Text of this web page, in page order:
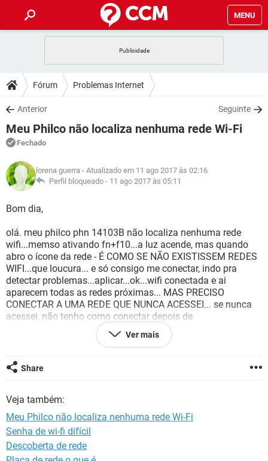
MENU
CELULAR FACEBOOK
OUTLOOK
INSTAGRAM GMAIL
GUIA DE COMPRAS
DICAS
JOGOS WHATSAPP
OUTLOOK
INSTAGRAM
GUIA DE COMPRAS
DOWNLOADS
JOGOS WHATSAPP
CELULAR
OUTLOOK EXCEL
INSTAGRAM
GUIA DE COMPRAS
FÓRUM
JOGOS
CELULAR FACEBOOK
GUIA DE COMPRAS
GLOSSÁRIO
JOGOS
CELULAR
OUTLOOK EXCEL
INSTAGRAM GMAIL
GUIA DE COMPRAS
Fórum Problemas Internet
Anterior Seguinte
Meu Philco não localiza nenhuma rede Wi-Fi
Fechado
lorena guerra - Atualizado em 11 ago 2017 às 02:16
Perfil bloqueado - 11 ago 2017 às 05:11
Bom dia,
olá. meu philco phn 14103B não localiza nenhuma rede
wifi...memso ativando fn+f10...a luz acende, mas quando
abro o ícone da rede - É COMO SE NÃO EXISTISSEM REDES
WIFI...que loucura... e só consigo me conectar, indo pra
detectar problemas...aplicar...ok...wifi conectada e ai
aparecem todas as redes próximas... MAS PRECISO
CONECTAR A UMA REDE QUE NUNCA ACESSEI... se nunca
acessei, não tenho como conectar depois de
detectar...entendem? então pra wifi novos NUNCA
APARECEM AS REDES...EMBORA ESTEJA AIVADA...já
Ver mais
Share
Veja também:
Meu Philco não localiza nenhuma rede Wi-Fi
Senha de wi-fi difícil
Descoberta de rede